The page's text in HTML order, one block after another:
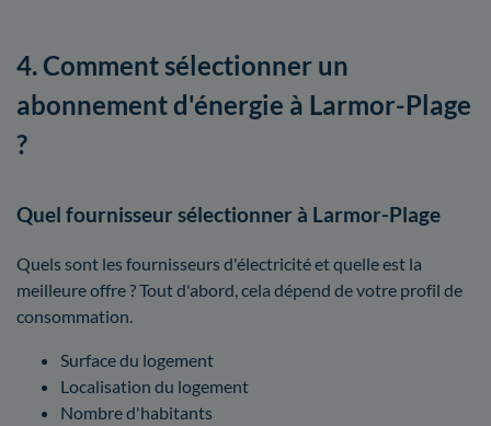
4. Comment sélectionner un
abonnement d'énergie à Larmor-Plage
?
Quel fournisseur sélectionner à Larmor-Plage
Quels sont les fournisseurs d'électricité et quelle est la
meilleure offre ? Tout d'abord, cela dépend de votre profil de
consommation.
Surface du logement
Localisation du logement
Nombre d'habitants